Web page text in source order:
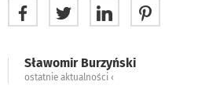
Sławomir Burzyński
ostatnie aktualności ‹